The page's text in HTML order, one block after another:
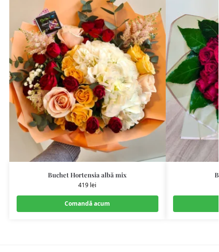
Buchet Hortensia albă mix
419 lei
Comandă acum